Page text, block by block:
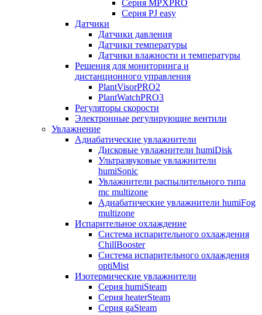
Серия MPXPRO
Серия PJ easy
Датчики
Датчики давления
Датчики температуры
Датчики влажности и температуры
Решения для мониторинга и
дистанционного управления
PlantVisorPRO2
PlantWatchPRO3
Регуляторы скорости
Электронные регулирующие вентили
Увлажнение
Адиабатические увлажнители
Дисковые увлажнители humiDisk
Ультразвуковые увлажнители
humiSonic
Увлажнители распылительного типа
mc multizone
Адиабатические увлажнители humiFog
multizone
Испарительное охлаждение
Система испарительного охлаждения
ChillBooster
Система испарительного охлаждения
optiMist
Изотермические увлажнители
Серия humiSteam
Серия heaterSteam
Серия gaSteam